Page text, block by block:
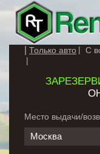
Только авто С
Место выдачи/
Москва